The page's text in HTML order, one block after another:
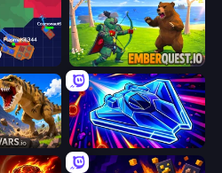
EmberQuest.io
Stellar Swarm